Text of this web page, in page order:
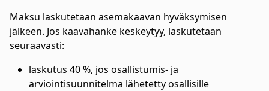
Maksu laskutetaan asemakaavan hyväksymisen
jälkeen. Jos kaavahanke keskeytyy, laskutetaan
seuraavasti:
laskutus 40 %, jos osallistumis- ja
arviointisuunnitelma lähetetty osallisille